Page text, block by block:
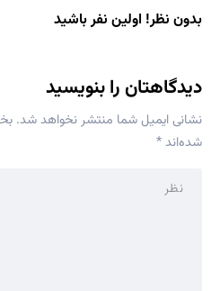
بدون نظر! اولین نفر باشید
دیدگاهتان را بنویسید
نشانی ایمیل شما منتشر نخواهد شد.
شده‌اند*